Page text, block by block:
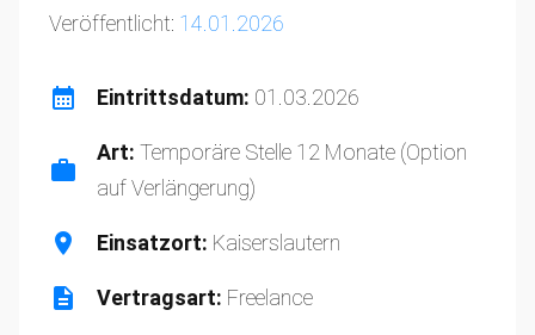
Veröffentlicht: 14.01.2026
Eintrittsdatum: 01.03.2026
Art: Temporäre Stelle 12 Monate (Option
auf Verlängerung)
Einsatzort: Kaiserslautern
Vertragsart: Freelance